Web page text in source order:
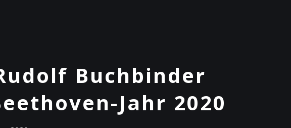
Buchbinder
Jahr 2020